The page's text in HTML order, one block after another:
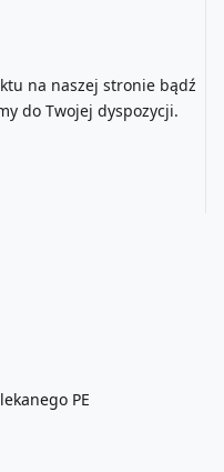
na naszej stronie bądź
do Twojej dyspozycji.
PE